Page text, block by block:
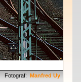
Fotograf: Manfred Uy